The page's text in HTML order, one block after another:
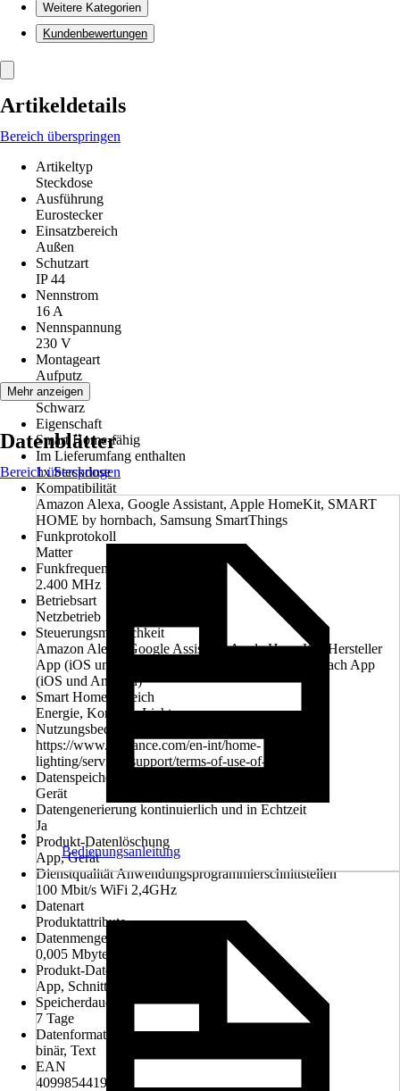
Weitere Kategorien
Kundenbewertungen
Artikeldetails
Bereich überspringen
Artikeltyp
Steckdose
Ausführung
Eurostecker
Einsatzbereich
Außen
Schutzart
IP 44
Nennstrom
16 A
Nennspannung
230 V
Montageart
Aufputz
Farbton
Schwarz
Eigenschaft
Smart Home-fähig
Im Lieferumfang enthalten
1x Steckdose
Kompatibilität
Amazon Alexa, Google Assistant, Apple HomeKit, SMART
HOME by hornbach, Samsung SmartThings
Funkprotokoll
Matter
Funkfrequenz
2.400 MHz
Betriebsart
Netzbetrieb
Steuerungsmöglichkeit
Amazon Alexa, Google Assistant, Apple HomeKit, Hersteller
App (iOS und Android), SMART HOME by hornbach App
(iOS und Android)
Smart Home Bereich
Energie, Komfort, Licht
Nutzungsbedingungen
https://www.ledvance.com/en-int/home-
lighting/services/support/terms-of-use-of-smart-app
Datenspeicherung
Gerät
Datengenerierung kontinuierlich und in Echtzeit
Ja
Produkt-Datenlöschung
App, Gerät
Dienstqualität Anwendungsprogrammierschnittstellen
100 Mbit/s WiFi 2,4GHz
Datenart
Produktattribute
Datenmenge
0,005 Mbyte
Produkt-Datenzugriff
App, Schnittstelle
Speicherdauer
7 Tage
Datenformat
binär, Text
EAN
4099854419249
Mehr anzeigen
Datenblätter
Bereich überspringen
Bedienungsanleitung